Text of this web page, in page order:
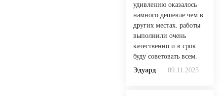
удивлению оказалось
намного дешевле чем в
других местах. работы
выполнили очень
качественно и в срок.
буду советовать всем.
Эдуард
09.11.2025